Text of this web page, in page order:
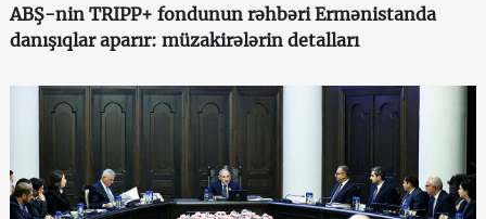
ABŞ-nin TRIPP+ fondunun rəhbəri Ermənistanda
danışıqlar aparır: müzakirələrin detalları